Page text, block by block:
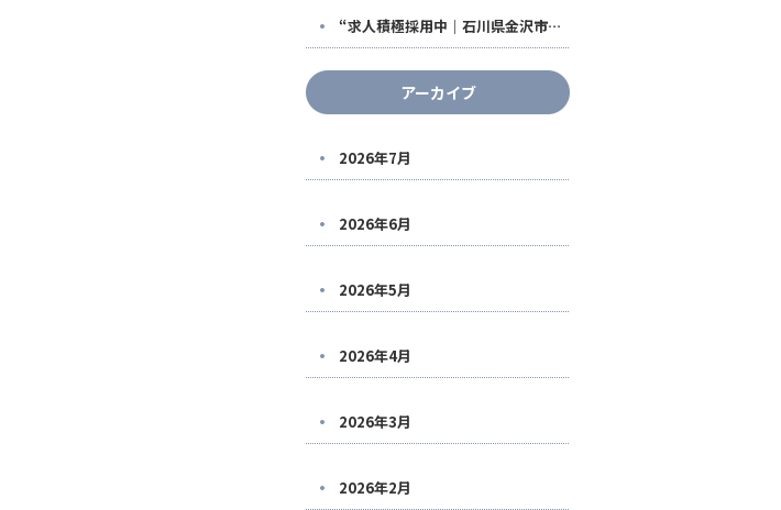
“求人積極採用中｜石川県金沢市で稼げる鳶職人になる！福利厚生も充実した【株式会社鳶翔】で安定して働きませんか？
アーカイブ
2026年7月
2026年6月
2026年5月
2026年4月
2026年3月
2026年2月